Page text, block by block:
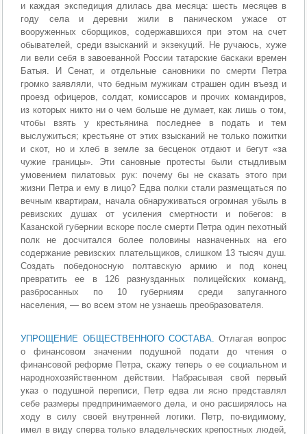
и каждая экспедиция длилась два месяца: шесть месяцев в
году села и деревни жили в паническом ужасе от
вооруженных сборщиков, содержавшихся при этом на счет
обывателей, среди взысканий и экзекуций. Не ручаюсь, хуже
ли вели себя в завоеванной России татарские баскаки времен
Батыя. И Сенат, и отдельные сановники по смерти Петра
громко заявляли, что бедным мужикам страшен один въезд и
проезд офицеров, солдат, комиссаров и прочих командиров,
из которых никто ни о чем больше не думает, как лишь о том,
чтобы взять у крестьянина последнее в подать и тем
выслужиться; крестьяне от этих взысканий не только пожитки
и скот, но и хлеб в земле за бесценок отдают и бегут «за
чужие границы». Эти сановные протесты были стыдливым
умовением пилатовых рук: почему бы не сказать этого при
жизни Петра и ему в лицо? Едва полки стали размещаться по
вечным квартирам, начала обнаруживаться огромная убыль в
ревизских душах от усиления смертности и побегов: в
Казанской губернии вскоре после смерти Петра один пехотный
полк не досчитался более половины назначенных на его
содержание ревизских плательщиков, слишком 13 тысяч душ.
Создать победоносную полтавскую армию и под конец
превратить ее в 126 разнузданных полицейских команд,
разбросанных по 10 губерниям среди запуганного
населения, — во всем этом не узнаешь преобразователя.
УПРОЩЕНИЕ ОБЩЕСТВЕННОГО СОСТАВА.Отлагая вопрос
о финансовом значении подушной подати до чтения о
финансовой реформе Петра, скажу теперь о ее социальном и
народнохозяйственном действии. Набрасывая свой первый
указ о подушной переписи, Петр едва ли ясно представлял
себе размеры предпринимаемого дела, и оно расширялось на
ходу в силу своей внутренней логики. Петр, по-видимому,
имел в виду сперва только владельческих крепостных людей,